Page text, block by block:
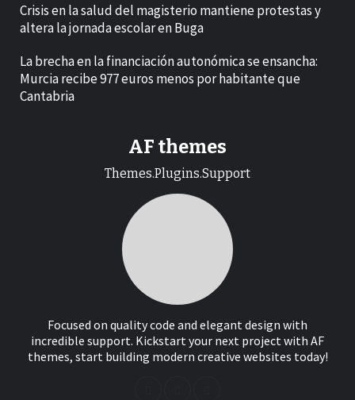
Crisis en la salud del magisterio mantiene protestas y
altera la jornada escolar en Buga
La brecha en la financiación autonómica se ensancha:
Murcia recibe 977 euros menos por habitante que
Cantabria
AF themes
Themes.Plugins.Support
Focused on quality code and elegant design with
incredible support. Kickstart your next project with AF
themes, start building modern creative websites today!